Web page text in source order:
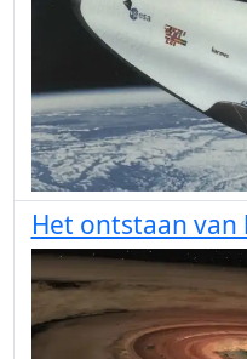
Het ontstaan van